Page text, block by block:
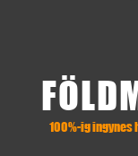
100%-ig ingynes